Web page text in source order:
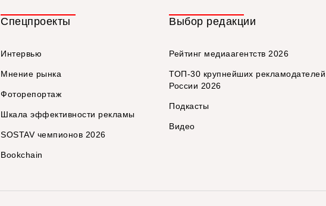
Спецпроекты
Интервью
Мнение рынка
Фоторепортаж
Шкала эффективности рекламы
SOSTAV чемпионов 2026
Bookchain
Выбор редакции
Рейтинг медиаагентств 2026
ТОП-30 крупнейших рекламодателей
России 2026
Подкасты
Видео